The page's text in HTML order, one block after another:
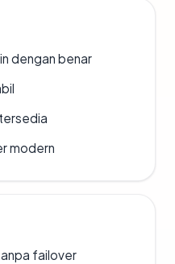
dengan benar
modern
failover